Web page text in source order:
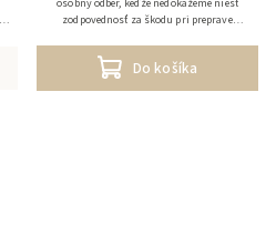
Do košíka
osobný odber, keďže nedokážeme niesť
zodpovednosť za škodu pri preprave
účtujeme k prepravným...